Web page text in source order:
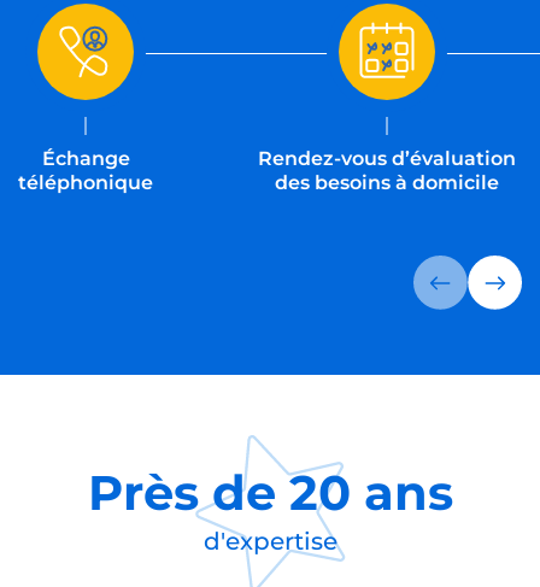
Échange
téléphonique
Rendez-vous d’évaluation
des besoins à domicile
Près de20 ans
d'expertise